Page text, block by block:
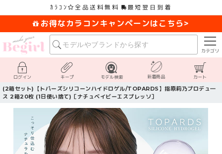
ｶﾗｺﾝ 全品送料無料 最短翌日到着
お得なカラコンキャンペーンはこちら>
カテゴリ
ログイン キープ モデル検索 新着商品 カート
(2箱セット)【トパーズシリコーンハイドロゲル/TOPARDS】指原莉乃プロデュ―
ス 2箱20枚 (1日使い捨て)［ナチュベイビーエスプレッソ］